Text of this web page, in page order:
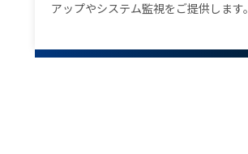
アップやシステム監視をご提供します。